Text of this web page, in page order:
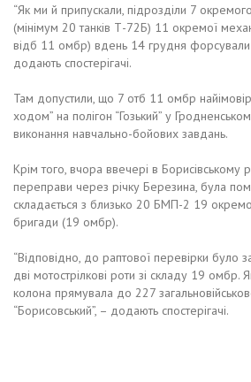
“Як ми й припускали, підрозділи 7
(мінімум 20 танків Т-72Б) 11 окремої
відб 11 омбр) вдень 14 грудня форсували
додають спостерігачі.
Там допустили, що 7 отб 11 омбр
ходом” на полігон “Гозький” у
виконання навчально-бойових завдань.
Крім того, вчора ввечері в Борисівському
переправи через річку Березина, була
складається з близько 20 БМП-2 19
бригади (19 омбр).
“Відповідно, до раптової перевірки
дві мотострілкові роти зі складу 19 омбр.
колона прямувала до 227
“Борисовський”, – додають спостерігачі.